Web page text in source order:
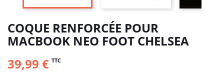
COQUE RENFORCÉE POUR
MACBOOK NEO FOOT CHELSEA
39,99 € TTC